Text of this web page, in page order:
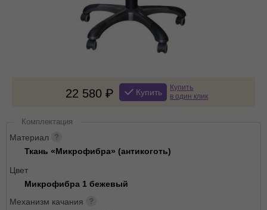
22 580 Купить
Купить
в один клик
Комплектация
Материал
Ткань «Микрофибра» (антикоготь)
Цвет
Микрофибра 1 бежевый
Механизм качания